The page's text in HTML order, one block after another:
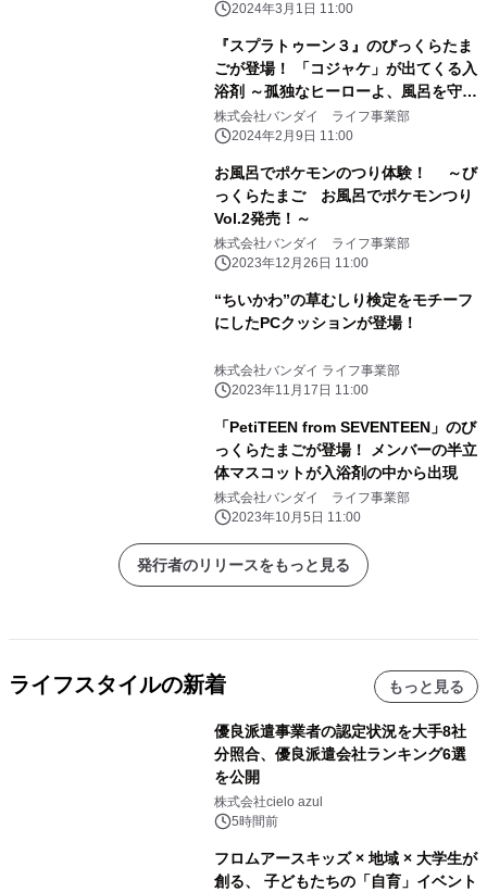
み」で新登場～
2024年3月1日 11:00
『スプラトゥーン３』のびっくらたま
ごが登場！ 「コジャケ」が出てくる入
浴剤 ～孤独なヒーローよ、風呂を守
れ！～
株式会社バンダイ ライフ事業部
2024年2月9日 11:00
お風呂でポケモンのつり体験！ ～び
っくらたまご お風呂でポケモンつり
Vol.2発売！～
株式会社バンダイ ライフ事業部
2023年12月26日 11:00
“ちいかわ”の草むしり検定をモチーフ
にしたPCクッションが登場！
株式会社バンダイ ライフ事業部
2023年11月17日 11:00
「PetiTEEN from SEVENTEEN」のび
っくらたまごが登場！ メンバーの半立
体マスコットが入浴剤の中から出現
株式会社バンダイ ライフ事業部
2023年10月5日 11:00
発行者のリリースをもっと見る
ライフスタイルの新着 もっと見る
優良派遣事業者の認定状況を大手8社
分照合、優良派遣会社ランキング6選
を公開
株式会社cielo azul
5時間前
フロムアースキッズ × 地域 × 大学生が
創る、 子どもたちの「自育」イベント